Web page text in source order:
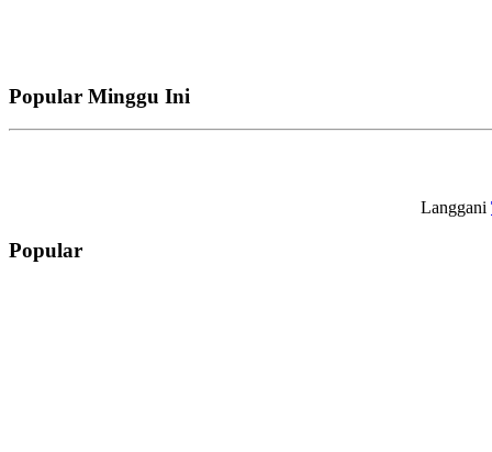
Popular Minggu Ini
Langgani
Popular